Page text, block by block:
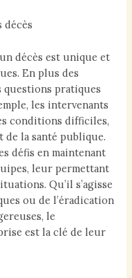
décès
décès est unique et
En plus des
questions pratiques
les intervenants
conditions difficiles,
de la santé publique.
défis en maintenant
leur permettant
Qu’il s’agisse
ou de l’éradication
le
est la clé de leur